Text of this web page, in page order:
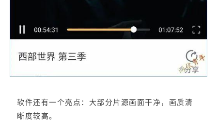
软件还有一个亮点：大部分片源画面干净，画质清
晰度较高。